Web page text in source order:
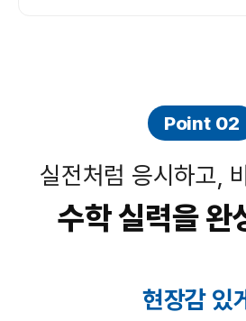
Point 02
실전처럼 응시하고,
수학 실력을 완
현장감 있